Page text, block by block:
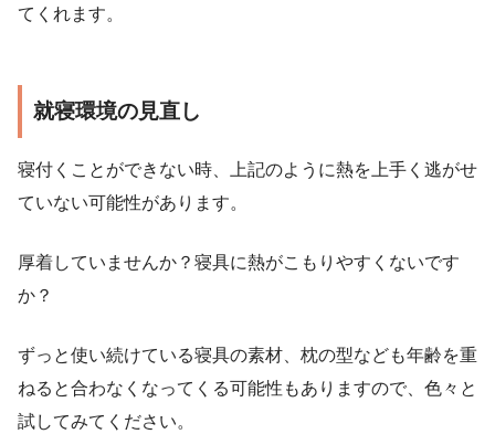
てくれます。
就寝環境の見直し
寝付くことができない時、上記のように熱を上手く逃がせ
ていない可能性があります。
厚着していませんか？寝具に熱がこもりやすくないです
か？
ずっと使い続けている寝具の素材、枕の型なども年齢を重
ねると合わなくなってくる可能性もありますので、色々と
試してみてください。